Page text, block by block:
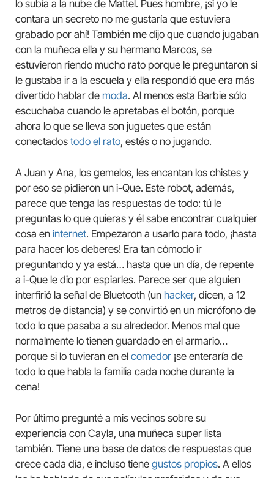
lo subía a la nube de Mattel. Pues hombre, ¡si yo le
contara un secreto no me gustaría que estuviera
grabado por ahí! También me dijo que cuando jugaban
con la muñeca ella y su hermano Marcos, se
estuvieron riendo mucho rato porque le preguntaron si
le gustaba ir a la escuela y ella respondió que era más
divertido hablar de moda. Al menos esta Barbie sólo
escuchaba cuando le apretabas el botón, porque
ahora lo que se lleva son juguetes que están
conectados todo el rato, estés o no jugando.
A Juan y Ana, los gemelos, les encantan los chistes y
por eso se pidieron un i-Que. Este robot, además,
parece que tenga las respuestas de todo: tú le
preguntas lo que quieras y él sabe encontrar cualquier
cosa en internet. Empezaron a usarlo para todo, ¡hasta
para hacer los deberes! Era tan cómodo ir
preguntando y ya está… hasta que un día, de repente
a i-Que le dio por espiarles. Parece ser que alguien
interfirió la señal de Bluetooth (un hacker, dicen, a 12
metros de distancia) y se convirtió en un micrófono de
todo lo que pasaba a su alrededor. Menos mal que
normalmente lo tienen guardado en el armario…
porque si lo tuvieran en el comedor ¡se enteraría de
todo lo que habla la familia cada noche durante la
cena!
Por último pregunté a mis vecinos sobre su
experiencia con Cayla, una muñeca super lista
también. Tiene una base de datos de respuestas que
crece cada día, e incluso tiene gustos propios. A ellos